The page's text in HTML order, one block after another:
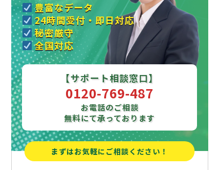
豊富なデータ
24時間受付・即日対応
秘密厳守
全国対応
【サポート相談窓口】
0120-769-487
お電話のご相談
無料にて承っております
まずはお気軽にご相談ください！